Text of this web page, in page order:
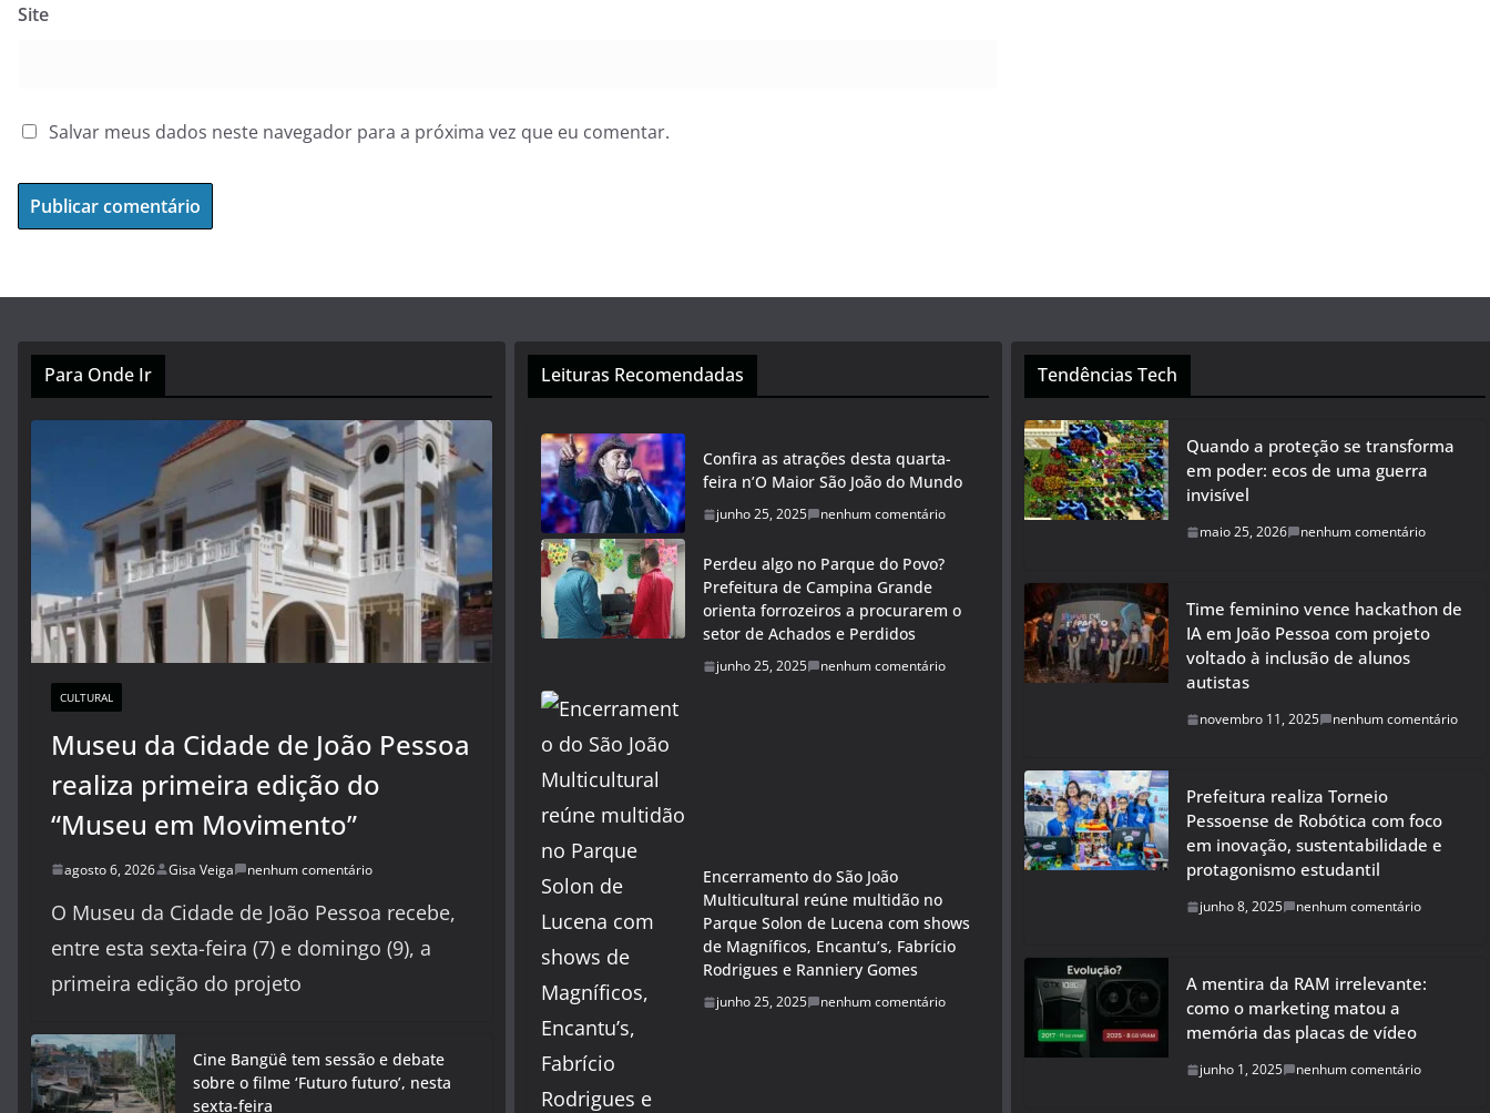
Site
Salvar meus dados neste navegador para a próxima vez que eu comentar.
Para Onde Ir
CULTURAL
Museu da Cidade de João Pessoa
realiza primeira edição do
“Museu em Movimento”
agosto 6, 2026 Gisa Veiga nenhum comentário
O Museu da Cidade de João Pessoa recebe,
entre esta sexta-feira (7) e domingo (9), a
primeira edição do projeto
Cine Bangüê tem sessão e debate
sobre o filme ‘Futuro futuro’, nesta
sexta-feira
Leituras Recomendadas
Confira as atrações desta quarta-
feira n’O Maior São João do Mundo
junho 25, 2025 nenhum comentário
Perdeu algo no Parque do Povo?
Prefeitura de Campina Grande
orienta forrozeiros a procurarem o
setor de Achados e Perdidos
junho 25, 2025 nenhum comentário
Encerramento do São João
Multicultural reúne multidão no
Parque Solon de Lucena com shows
de Magníficos, Encantu’s, Fabrício
Rodrigues e Ranniery Gomes
junho 25, 2025 nenhum comentário
Tendências Tech
Quando a proteção se transforma
em poder: ecos de uma guerra
invisível
maio 25, 2026 nenhum comentário
Time feminino vence hackathon de
IA em João Pessoa com projeto
voltado à inclusão de alunos
autistas
novembro 11, 2025 nenhum comentário
Prefeitura realiza Torneio
Pessoense de Robótica com foco
em inovação, sustentabilidade e
protagonismo estudantil
junho 8, 2025 nenhum comentário
A mentira da RAM irrelevante:
como o marketing matou a
memória das placas de vídeo
junho 1, 2025 nenhum comentário